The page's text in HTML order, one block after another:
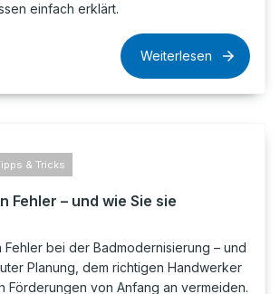
einfach erklärt.
Weiterlesen
& Tricks
Fehler – und wie Sie sie
Fehler bei der Badmodernisierung – und
Planung, dem richtigen Handwerker
Förderungen von Anfang an vermeiden.